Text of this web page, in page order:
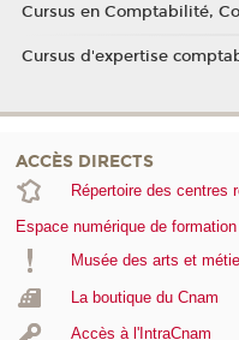
Cursus en Comptabilité,
Cursus d'expertise
ACCÈS DIRECTS
Répertoire des centres
Espace numérique de formation
Musée des arts et
La boutique du Cnam
Accès à l'IntraCnam